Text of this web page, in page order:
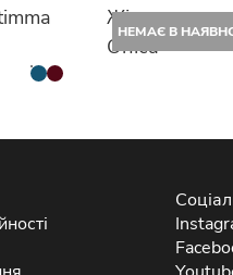
НЕМАЄ В
Жіноча
Оніса